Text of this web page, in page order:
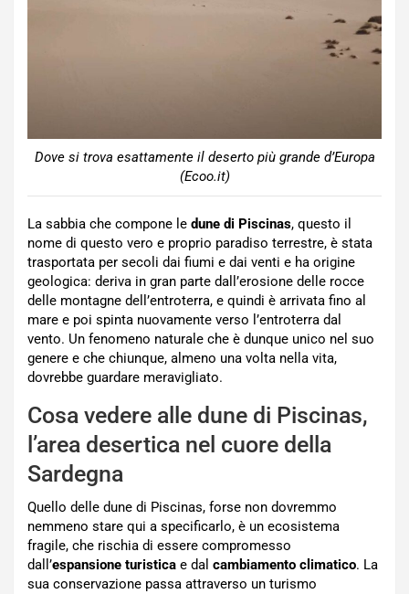
Dove si trova esattamente il deserto più grande d’Europa
(Ecoo.it)
La sabbia che compone le dune di Piscinas, questo il
nome di questo vero e proprio paradiso terrestre, è stata
trasportata per secoli dai fiumi e dai venti e ha origine
geologica: deriva in gran parte dall’erosione delle rocce
delle montagne dell’entroterra, e quindi è arrivata fino al
mare e poi spinta nuovamente verso l’entroterra dal
vento. Un fenomeno naturale che è dunque unico nel suo
genere e che chiunque, almeno una volta nella vita,
dovrebbe guardare meravigliato.
Cosa vedere alle dune di Piscinas,
l’area desertica nel cuore della
Sardegna
Quello delle dune di Piscinas, forse non dovremmo
nemmeno stare qui a specificarlo, è un ecosistema
fragile, che rischia di essere compromesso
dall’espansione turistica e dal cambiamento climatico. La
sua conservazione passa attraverso un turismo